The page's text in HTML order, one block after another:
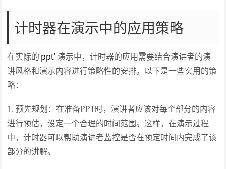
计时器在演示中的应用策略
在实际的 ppt' 演示中，计时器的应用需要结合演讲者的演
讲风格和演示内容进行策略性的安排。以下是一些实用的策
略：
1. 预先规划：在准备PPT时，演讲者应该对每个部分的内容
进行预估，设定一个合理的时间范围。这样，在演示过程
中，计时器可以帮助演讲者监控是否在预定时间内完成了该
部分的讲解。